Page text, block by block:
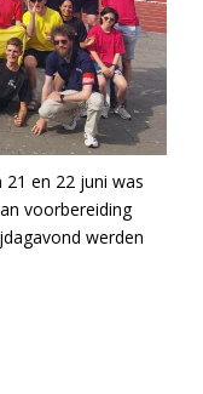
en 22 juni was
voorbereiding
werden